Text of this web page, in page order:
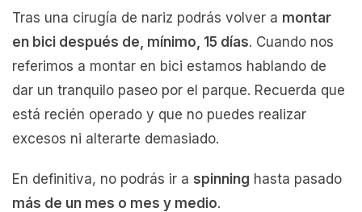
Tras una cirugía de nariz podrás volver a montar
en bici después de, mínimo, 15 días. Cuando nos
referimos a montar en bici estamos hablando de
dar un tranquilo paseo por el parque. Recuerda que
está recién operado y que no puedes realizar
excesos ni alterarte demasiado.
En definitiva, no podrás ir a spinning hasta pasado
más de un mes o mes y medio.